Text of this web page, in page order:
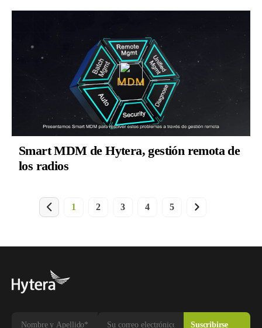
Smart MDM de Hytera, gestión remota de
los radios
1 2 3 4 5